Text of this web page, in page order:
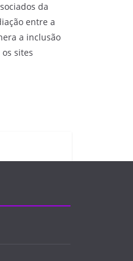
da
entre a
a inclusão
os sites